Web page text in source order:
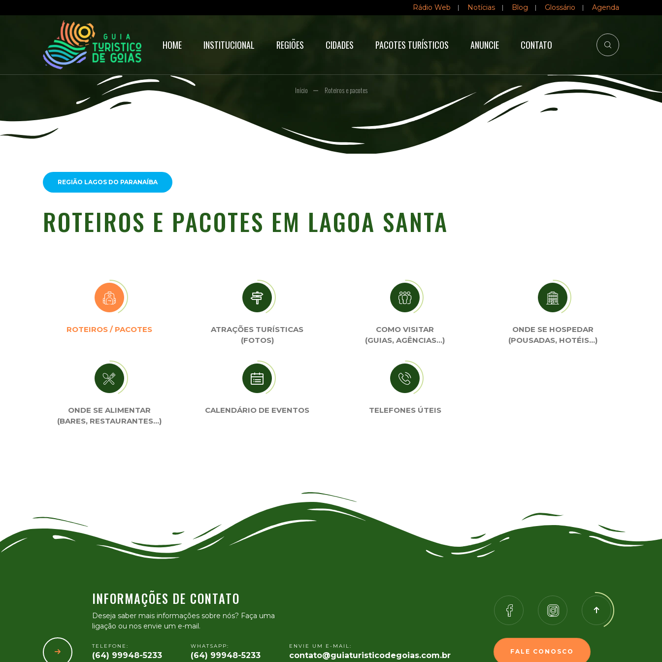
Rádio Web Notícias Blog Glossário Agenda
HOME INSTITUCIONAL REGIÕES CIDADES PACOTES TURÍSTICOS ANUNCIE CONTATO
Início Roteiros e pacotes
REGIÃO LAGOS DO PARANAÍBA
ROTEIROS E PACOTES EM LAGOA SANTA
ROTEIROS / PACOTES
ATRAÇÕES TURÍSTICAS
(FOTOS)
COMO VISITAR
(GUIAS, AGÊNCIAS…)
ONDE SE HOSPEDAR
(POUSADAS, HOTÉIS…)
ONDE SE ALIMENTAR
(BARES, RESTAURANTES…)
CALENDÁRIO DE EVENTOS TELEFONES ÚTEIS
INFORMAÇÕES DE CONTATO
Deseja saber mais informações sobre nós? Faça uma
ligação ou nos envie um e-mail.
TELEFONE:
(64) 99948-5233
WHATSAPP:
(64) 99948-5233
ENVIE UM E-MAIL:
contato@guiaturisticodegoias.com.br FALE CONOSCO